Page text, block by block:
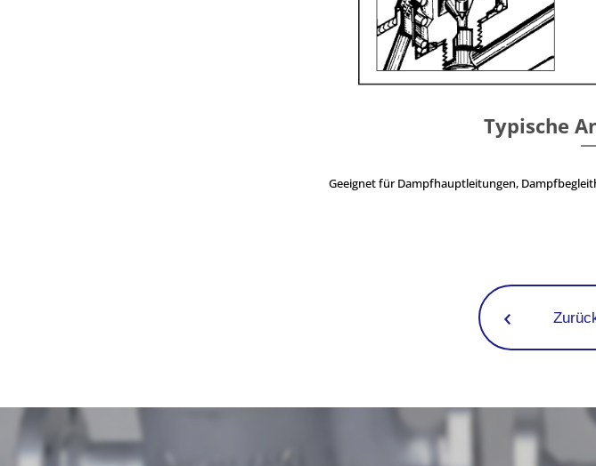
Typische
Geeignet für Dampfhauptleitungen,